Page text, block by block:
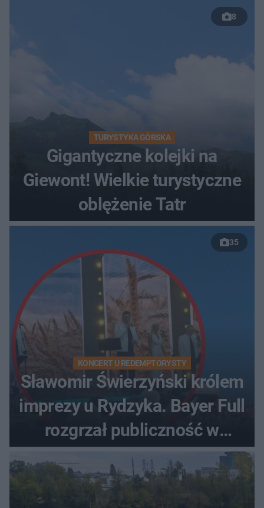
8
TURYSTYKA GÓRSKA
Gigantyczne kolejki na
Giewont! Wielkie turystyczne
oblężenie Tatr
35
KONCERT U REDEMPTORYSTY
Sławomir Świerzyński królem
imprezy u Rydzyka. Bayer Full
rozgrzał publiczność w
Toruniu